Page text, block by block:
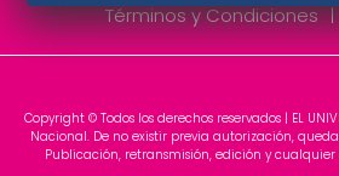
Términos y Condiciones
Copyright © Todos los derechos reservados | EL
Nacional. De no existir previa autorización,
Publicación, retransmisión, edición y cualquier